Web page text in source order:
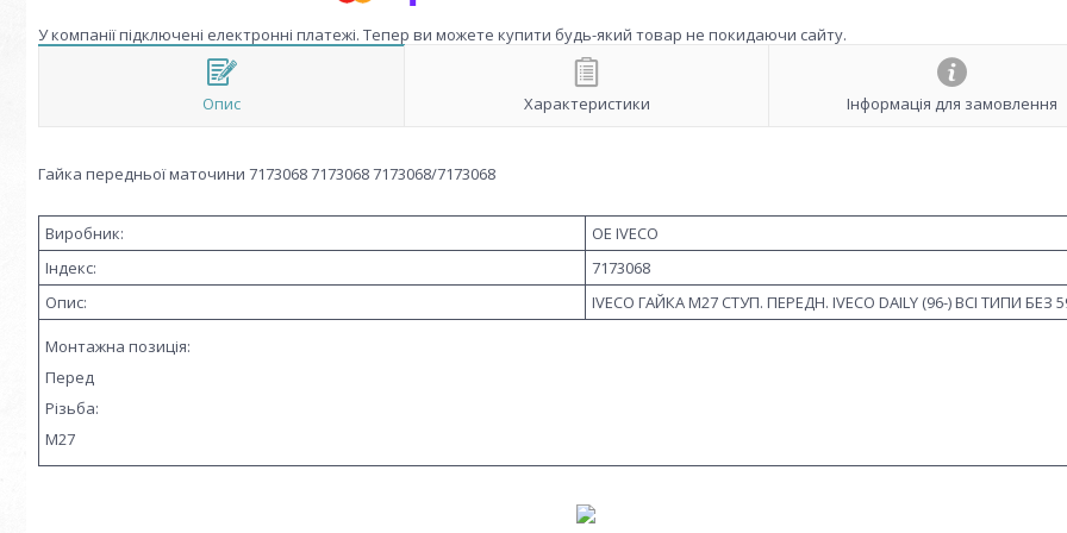
У компанії підключені електронні платежі. Тепер ви можете купити будь-який товар не покидаючи сайту.
Опис Характеристики Інформація для замовлення
Гайка передньої маточини 7173068 7173068 7173068/7173068
Виробник:
OE IVECO
Індекс:
7173068
Опис:
IVECO ГАЙКА M27 СТУП. ПЕРЕДН. IVECO DAILY (96-) ВСІ ТИПИ БЕЗ
Монтажна позиція:
Перед
Різьба:
M27